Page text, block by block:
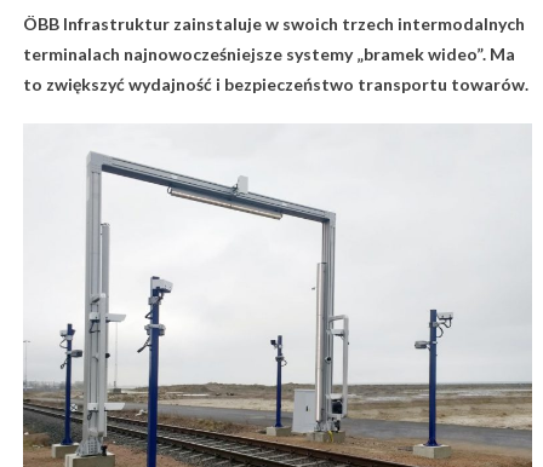
ÖBB Infrastruktur zainstaluje w swoich trzech intermodalnych
terminalach najnowocześniejsze systemy „bramek wideo”. Ma
to zwiększyć wydajność i bezpieczeństwo transportu towarów.